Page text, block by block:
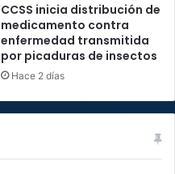
CCSS inicia distribución de
medicamento contra
enfermedad transmitida
por picaduras de insectos
Hace 2 días